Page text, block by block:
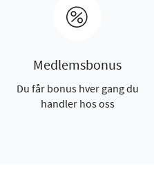
Medlemsbonus
Du får bonus hver gang du
handler hos oss